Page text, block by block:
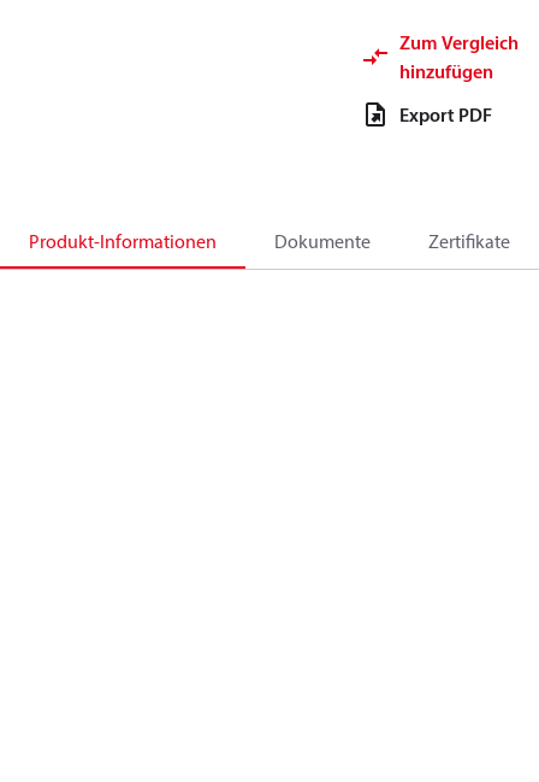
Zum Vergleich
hinzufügen
Export PDF
Produkt-Informationen Dokumente Zertifikate